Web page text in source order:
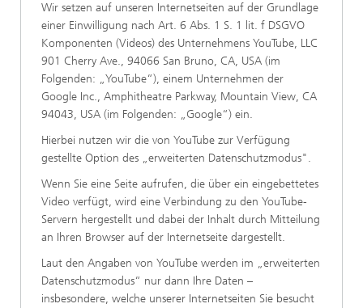
Wir setzen auf unseren Internetseiten auf der Grundlage
einer Einwilligung nach Art. 6 Abs. 1 S. 1 lit. f DSGVO
Komponenten (Videos) des Unternehmens YouTube, LLC
901 Cherry Ave., 94066 San Bruno, CA, USA (im
Folgenden: „YouTube“), einem Unternehmen der
Google Inc., Amphitheatre Parkway, Mountain View, CA
94043, USA (im Folgenden: „Google“) ein.
Hierbei nutzen wir die von YouTube zur Verfügung
gestellte Option des „erweiterten Datenschutzmodus".
Wenn Sie eine Seite aufrufen, die über ein eingebettetes
Video verfügt, wird eine Verbindung zu den YouTube-
Servern hergestellt und dabei der Inhalt durch Mitteilung
an Ihren Browser auf der Internetseite dargestellt.
Laut den Angaben von YouTube werden im „erweiterten
Datenschutzmodus“ nur dann Ihre Daten –
insbesondere, welche unserer Internetseiten Sie besucht